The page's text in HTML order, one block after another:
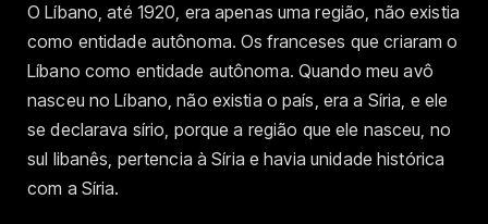
O Líbano, até 1920, era apenas uma região, não existia
como entidade autônoma. Os franceses que criaram o
Líbano como entidade autônoma. Quando meu avô
nasceu no Líbano, não existia o país, era a Síria, e ele
se declarava sírio, porque a região que ele nasceu, no
sul libanês, pertencia à Síria e havia unidade histórica
com a Síria.